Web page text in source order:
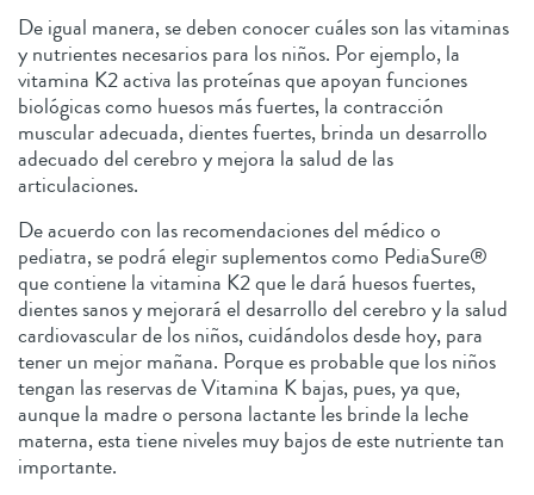
De igual manera, se deben conocer cuáles son las vitaminas
y nutrientes necesarios para los niños. Por ejemplo, la
vitamina K2 activa las proteínas que apoyan funciones
biológicas como huesos más fuertes, la contracción
muscular adecuada, dientes fuertes, brinda un desarrollo
adecuado del cerebro y mejora la salud de las
articulaciones.
De acuerdo con las recomendaciones del médico o
pediatra, se podrá elegir suplementos como PediaSure®
que contiene la vitamina K2 que le dará huesos fuertes,
dientes sanos y mejorará el desarrollo del cerebro y la salud
cardiovascular de los niños, cuidándolos desde hoy, para
tener un mejor mañana. Porque es probable que los niños
tengan las reservas de Vitamina K bajas, pues, ya que,
aunque la madre o persona lactante les brinde la leche
materna, esta tiene niveles muy bajos de este nutriente tan
importante.